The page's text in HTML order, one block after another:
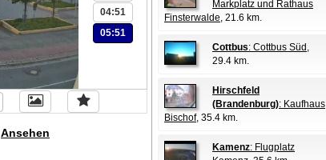
04:51
05:51
Ansehen
Markplatz und Rathaus
Finsterwalde, 21.6 km.
Cottbus: Cottbus Süd ,
29.4 km.
Hirschfeld
(Brandenburg): Kaufhaus
Bischof, 35.4 km.
Kamenz: Flugplatz